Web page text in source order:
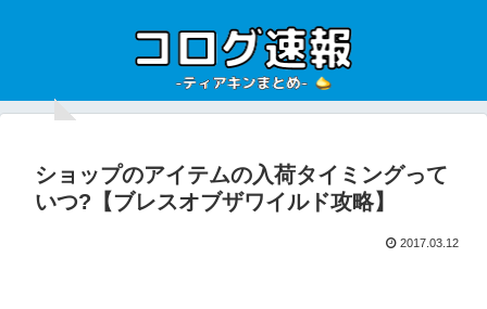
ショップのアイテムの入荷タイミングって
いつ?【ブレスオブザワイルド攻略】
2017.03.12